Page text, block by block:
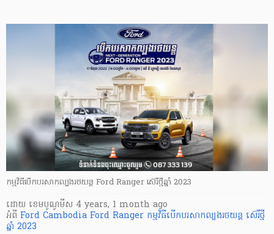
កម្មវិធីបើកបរសាកល្បងរថយន្ត Ford Ranger ស៊េរីថ្មីឆ្នាំ 2023
ដោយ ​ ខេមបូណូមីស 4 years, 1 month ago
អំពី Ford Cambodia Ford Ranger កម្មវិធីបើកបរសាកល្បងរថយន្ត ស៊េរីថ្មី
ឆ្នាំ 2023